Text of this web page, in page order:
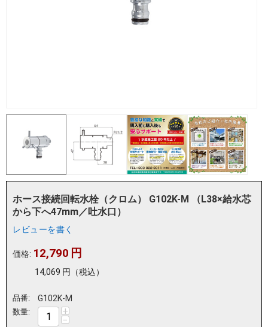
ホース接続回転水栓（クロム） G102K-M （L38×給水芯
から下へ47mm／吐水口）
レビューを書く
価格: 12,790 円
14,069 円 （税込）
品番: G102K-M
数量: +
−